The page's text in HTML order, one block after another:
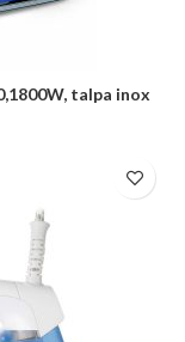
talpa inox